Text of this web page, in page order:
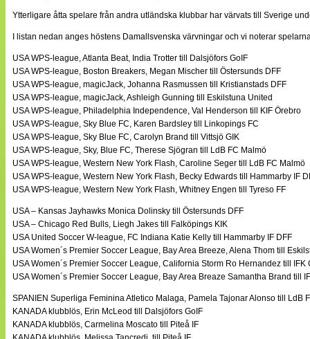
Split vision
Annonsera
Statistik
Tipsa Damfotboll
Ytterligare åtta spelare från andra utländska klubbar har värvats till Sverige
I listan nedan anges höstens Damallsvenska värvningar och vi noterar
USA WPS-league, Atlanta Beat, India Trotter till Dalsjöfors GoIF
USA WPS-league, Boston Breakers, Megan Mischer till Östersunds DFF
USA WPS-league, magicJack, Johanna Rasmussen till Kristianstads DFF
USA WPS-league, magicJack, Ashleigh Gunning till Eskilstuna United
USA WPS-league, Philadelphia Independence, Val Henderson till KIF Örebro
USA WPS-league, Sky Blue FC, Karen Bardsley till Linkopings FC
USA WPS-league, Sky Blue FC, Carolyn Brand till Vittsjö GIK
USA WPS-league, Sky, Blue FC, Therese Sjögran till LdB FC Malmö
USA WPS-league, Western New York Flash, Caroline Seger till LdB FC Malmö
USA WPS-league, Western New York Flash, Becky Edwards till Hammarby IF
USA WPS-league, Western New York Flash, Whitney Engen till Tyreso FF
USA – Kansas Jayhawks Monica Dolinsky till Östersunds DFF
USA – Chicago Red Bulls, Liegh Jakes till Falköpings KIK
USA United Soccer W-league, FC Indiana Katie Kelly till Hammarby IF DFF
USA Women´s Premier Soccer League, Bay Area Breeze, Alena Thom till
USA Women´s Premier Soccer League, California Storm Ro Hernandez till IFK
USA Women´s Premier Soccer League, Bay Area Breaze Samantha Brand till
SPANIEN Superliga Feminina Atletico Malaga, Pamela Tajonar Alonso till LdB
KANADA klubblös, Erin McLeod till Dalsjöfors GoIF
KANADA klubblös, Carmelina Moscato till Piteå IF